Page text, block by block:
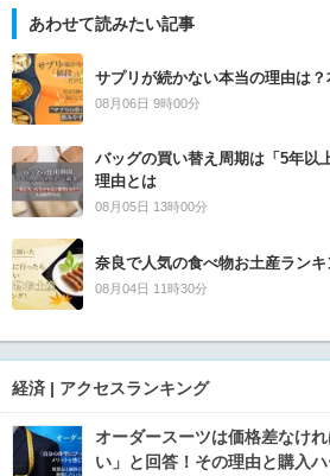
あわせて読みたい記事
サプリが続かない本当の理由は
08月06日 9時00分
バッグの買い替え周期は「5年以
理由とは
08月05日 13時00分
奈良で人気の食べ物お土産ランキ
08月04日 11時30分
経済 | アクセスランキング
オーダースーツは価格差なけ
い」と回答！その理由と購入